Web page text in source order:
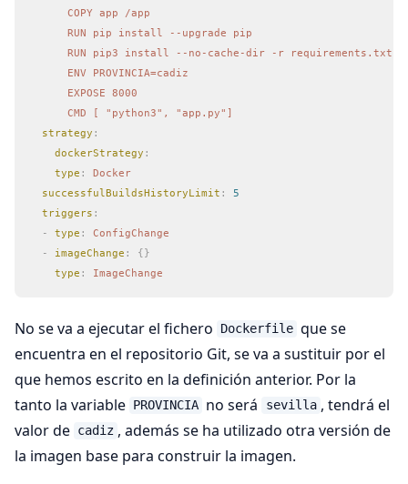
      COPY app /app
      RUN pip install --upgrade pip
      RUN pip3 install --no-cache-dir -r requirements.txt
      ENV PROVINCIA=cadiz
      EXPOSE 8000
      CMD [ "python3", "app.py"]
  strategy
:
    dockerStrategy
:
    type
:
Docker
  successfulBuildsHistoryLimit
:
5
  triggers
:
  -
type :
ConfigChange
  -
imageChange :
{}
    type
: ImageChange
No se va a ejecutar el fichero Dockerfile que se
encuentra en el repositorio Git, se va a sustituir por el
que hemos escrito en la definición anterior. Por la
tanto la variable
PROVINCIA no será sevilla , tendrá el
valor de cadiz , además se ha utilizado otra versión de
la imagen base para construir la imagen.